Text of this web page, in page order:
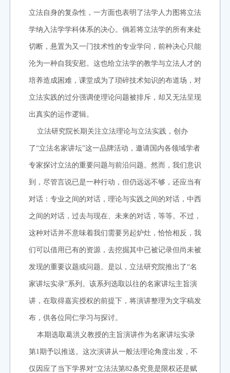
立法自身的复杂性，一方面也表明了法学人力图将立法
学纳入法学学科体系的决心。倘若将立法学的所有来处
切断，悬置为又一门技术性的专业学问，前种决心只能
沦为一种自我安慰。这也给立法学的教学与立法人才的
培养造成困难，课堂成为了琐碎技术知识的布道场，对
立法实践的过分强调使理论问题被排斥，却又无法呈现
出真实的运作逻辑。
立法研究院长期关注立法理论与立法实践，创办
了“立法名家讲坛”这一品牌活动，邀请国内各领域学者
专家探讨立法的重要问题与前沿问题。然而，我们意识
到，尽管言说已是一种行动，但仍远远不够，还应当有
对话：专业之间的对话，理论与实践之间的对话，中西
之间的对话，过去与现在、未来的对话，等等。不过，
这种对话并不意味着我们需要另起炉灶，恰恰相反，我
们可以借用已有的资源，去挖掘其中已被记录但尚未被
发现的重要议题或问题。是以，立法研究院推出了“名
家讲坛实录”系列。该系列选取以往的名家讲坛主旨演
讲，在取得嘉宾授权的前提下，将演讲整理为文字稿发
布，供各位同仁学习与探讨。
本期选取葛洪义教授的主旨演讲作为名家讲坛实录
第1期予以推送。这次演讲从一般法理论角度出发，不
仅因应了当下学界对“立法法第82条究竟是限权还是赋